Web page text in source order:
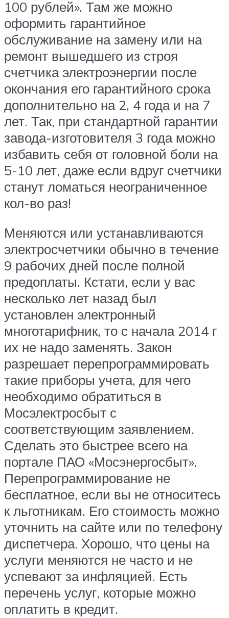
100 рублей». Там же можно
оформить гарантийное
обслуживание на замену или на
ремонт вышедшего из строя
счетчика электроэнергии после
окончания его гарантийного срока
дополнительно на 2, 4 года и на 7
лет. Так, при стандартной гарантии
завода-изготовителя 3 года можно
избавить себя от головной боли на
5-10 лет, даже если вдруг счетчики
станут ломаться неограниченное
кол-во раз!
Меняются или устанавливаются
электросчетчики обычно в течение
9 рабочих дней после полной
предоплаты. Кстати, если у вас
несколько лет назад был
установлен электронный
многотарифник, то с начала 2014 г
их не надо заменять. Закон
разрешает перепрограммировать
такие приборы учета, для чего
необходимо обратиться в
Мосэлектросбыт с
соответствующим заявлением.
Сделать это быстрее всего на
портале ПАО «Мосэнергосбыт».
Перепрограммирование не
бесплатное, если вы не относитесь
к льготникам. Его стоимость можно
уточнить на сайте или по телефону
диспетчера. Хорошо, что цены на
услуги меняются не часто и не
успевают за инфляцией. Есть
перечень услуг, которые можно
оплатить в кредит.